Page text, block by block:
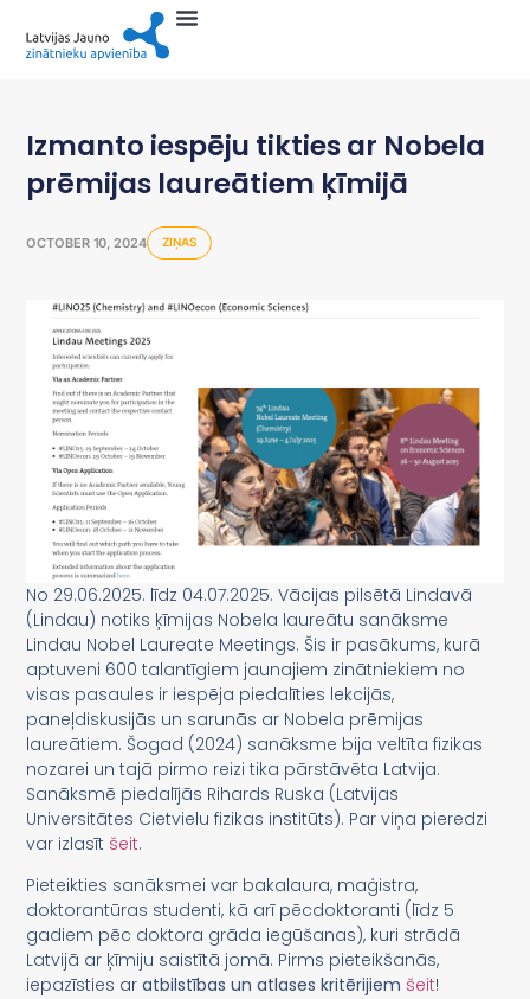
Izmanto iespēju tikties ar Nobela
prēmijas laureātiem ķīmijā
OCTOBER 10, 2024 ZIŅAS
No 29.06.2025. līdz 04.07.2025. Vācijas pilsētā Lindavā
(Lindau) notiks ķīmijas Nobela laureātu sanāksme
Lindau Nobel Laureate Meetings. Šis ir pasākums, kurā
aptuveni 600 talantīgiem jaunajiem zinātniekiem no
visas pasaules ir iespēja piedalīties lekcijās,
paneļdiskusijās un sarunās ar Nobela prēmijas
laureātiem. Šogad (2024) sanāksme bija veltīta fizikas
nozarei un tajā pirmo reizi tika pārstāvēta Latvija.
Sanāksmē piedalījās Rihards Ruska (Latvijas
Universitātes Cietvielu fizikas institūts). Par viņa pieredzi
var izlasīt šeit.
Pieteikties sanāksmei var bakalaura, maģistra,
doktorantūras studenti, kā arī pēcdoktoranti (līdz 5
gadiem pēc doktora grāda iegūšanas), kuri strādā
Latvijā ar ķīmiju saistītā jomā. Pirms pieteikšanās,
iepazīsties aratbilstības un atlases kritērijiem šeit!